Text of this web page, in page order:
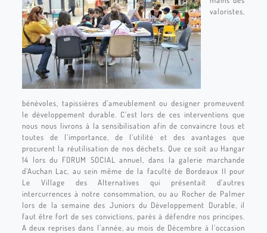
valoristes,
bénévoles, tapissières d’ameublement ou designer promeuvent
le développement durable. C’est lors de ces interventions que
nous nous livrons à la sensibilisation afin de convaincre tous et
toutes de l’importance, de l’utilité et des avantages que
procurent la réutilisation de nos déchets. Que ce soit au Hangar
14 lors du FORUM SOCIAL annuel, dans la galerie marchande
d’Auchan Lac, au sein même de la faculté de Bordeaux II pour
Le Village des Alternatives qui présentait d’autres
intercurrences à notre consommation, ou au Rocher de Palmer
lors de la semaine des Juniors du Développement Durable, il
faut être fort de ses convictions, parés à défendre nos principes.
A deux reprises dans l’année, au mois de Décembre à l’occasion